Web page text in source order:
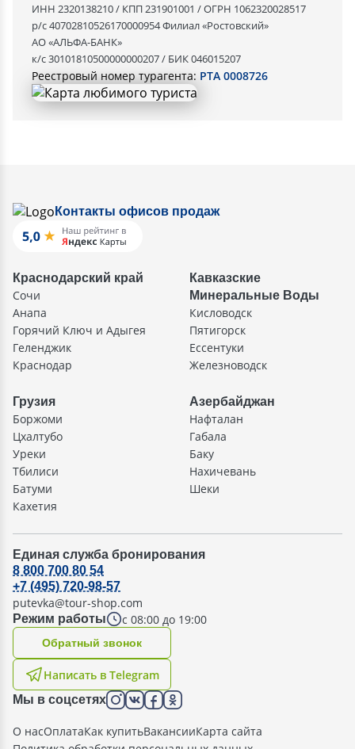
ИНН 2320138210 / КПП 231901001 / ОГРН 1062320028517
р/с 40702810526170000954 Филиал «Ростовский»
АО «АЛЬФА-БАНК»
к/с 30101810500000000207 / БИК 046015207
Реестровый номер турагента: РТА 0008726
Контакты офисов продаж
Краснодарский край
Сочи
Анапа
Горячий Ключ и Адыгея
Геленджик
Краснодар
Кавказские
Минеральные Воды
Кисловодск
Пятигорск
Ессентуки
Железноводск
Грузия
Боржоми
Цхалтубо
Уреки
Тбилиси
Батуми
Кахетия
Азербайджан
Нафталан
Габала
Баку
Нахичевань
Шеки
Единая служба бронирования
Режим работы с 08:00 до 19:00
8 800 700 80 54
+7 (495) 720-98-57
putevka@tour-shop.com
Написать в Telegram
Oбратный звонок
Мы в соцсетях
О насОплатаКак купитьВакансииКарта сайта